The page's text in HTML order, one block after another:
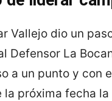
Vallejo dio un
Defensor La
a un punto y con
la próxima fecha